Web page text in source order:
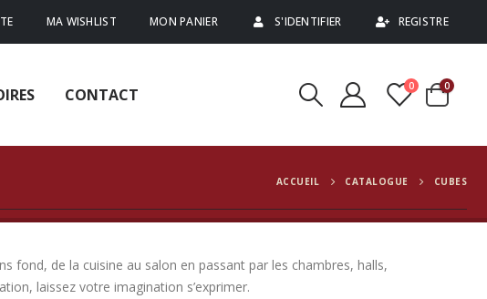
MA WISHLIST MON PANIER S'IDENTIFIER REGISTRE
CONTACT 0 0
ACCUEIL CATALOGUE CUBES
fond, de la cuisine au salon en passant par les chambres, halls,
laissez votre imagination s’exprimer.